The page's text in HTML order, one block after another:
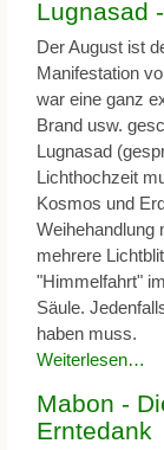
Lugnasad
Der August ist
Manifestation
war eine ganz
Brand usw.
Lugnasad
Lichthochzeit
Kosmos und
Weihehandlung
mehrere
"Himmelfahrt"
Säule.
haben muss.
Weiterlesen…
Mabon -
Erntedank